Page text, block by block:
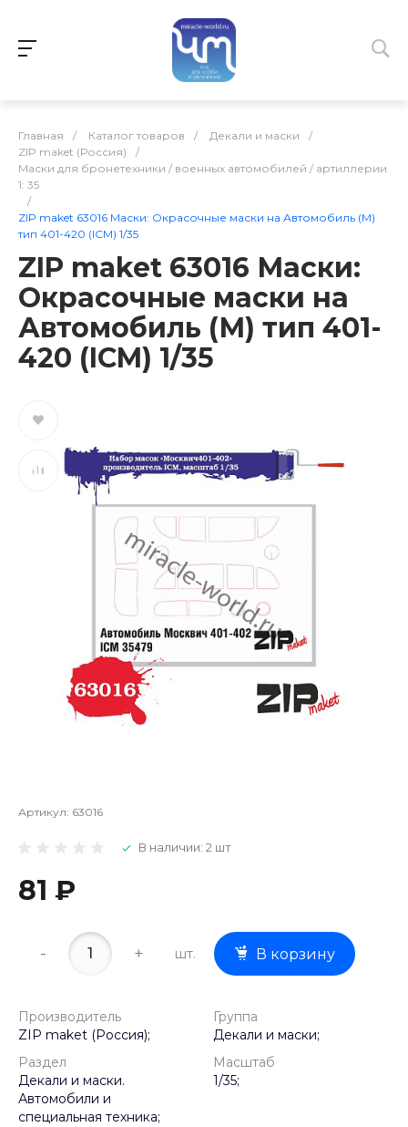
Главная / Каталог товаров / Декали и маски
/
ZIP maket (Россия)
/
Маски для бронетехники / военных автомобилей / артиллерии
1: 35
/
ZIP maket 63016 Маски: Окрасочные маски на Автомобиль (М)
тип 401-420 (ICM) 1/35
ZIP maket 63016 Маски:
Окрасочные маски на
Автомобиль (М) тип 401-
420 (ICM) 1/35
Артикул: 63016
В наличии: 2 шт
81 ₽
- + шт. В корзину
Производитель
ZIP maket (Россия);
Группа
Декали и маски;
Раздел
Декали и маски.
Автомобили и
специальная техника;
Масштаб
1/35;